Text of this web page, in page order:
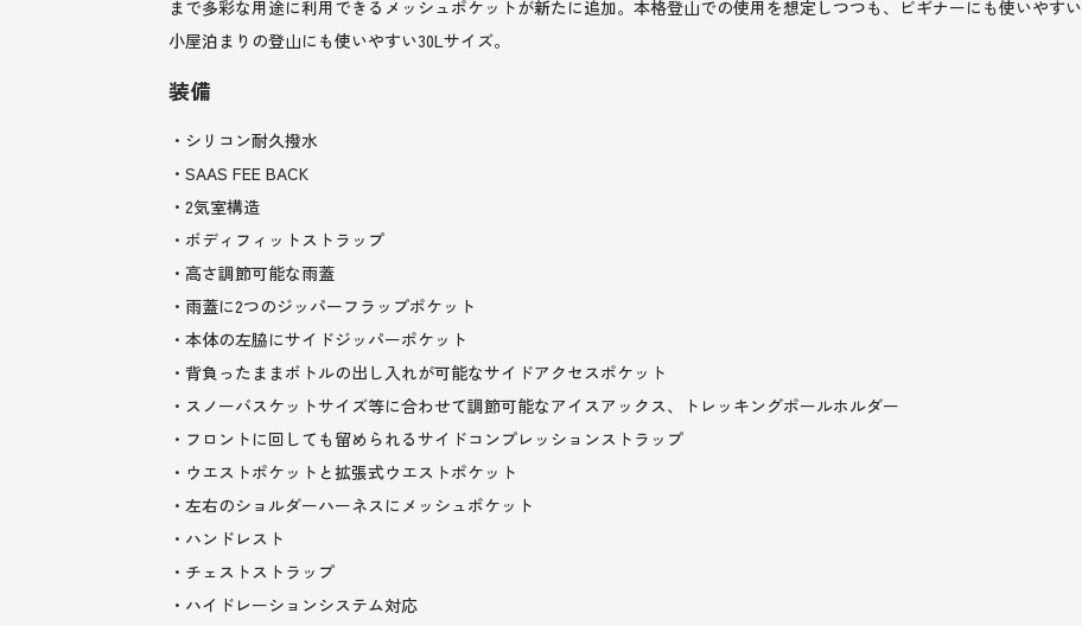
まで多彩な用途に利用できるメッシュポケットが新たに追加。本格登山での使用を想定しつつも、ビギナーにも使いやす
小屋泊まりの登山にも使いやすい30Lサイズ。
装備
・シリコン耐久撥水
・SAAS FEE BACK
・2気室構造
・ボディフィットストラップ
・高さ調節可能な雨蓋
・雨蓋に2つのジッパーフラップポケット
・本体の左脇にサイドジッパーポケット
・背負ったままボトルの出し入れが可能なサイドアクセスポケット
・スノーバスケットサイズ等に合わせて調節可能なアイスアックス、トレッキングポールホルダー
・フロントに回しても留められるサイドコンプレッションストラップ
・ウエストポケットと拡張式ウエストポケット
・左右のショルダーハーネスにメッシュポケット
・ハンドレスト
・チェストストラップ
・ハイドレーションシステム対応